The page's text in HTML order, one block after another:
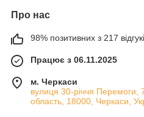
Про нас
98% позитивних з 217
Працює з 06.11.2025
м. Черкаси
вулиця 30-річчя Перемоги,
область, 18000, Черкаси,